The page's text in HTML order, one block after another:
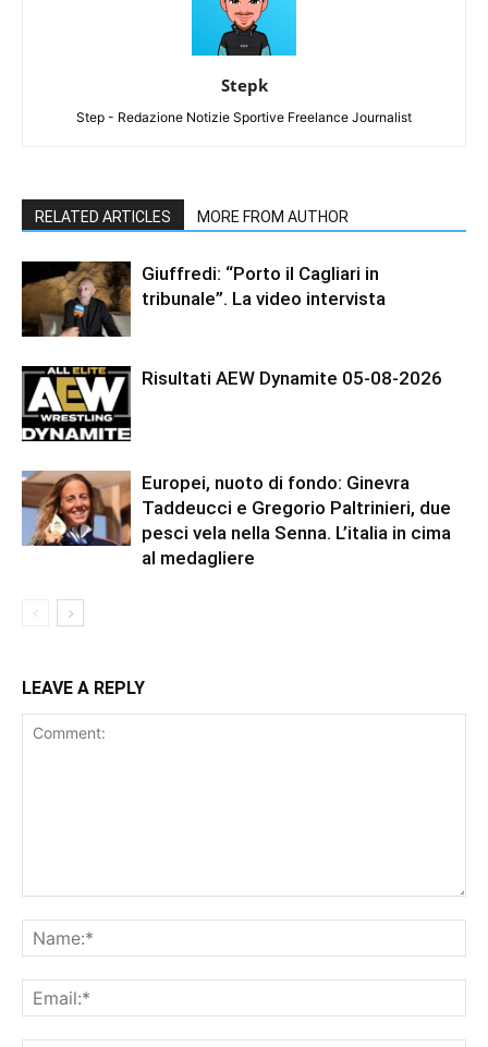
Stepk
Step - Redazione Notizie Sportive Freelance Journalist
RELATED ARTICLES MORE FROM AUTHOR
Giuffredi: “Porto il Cagliari in
tribunale”. La video intervista
Risultati AEW Dynamite 05-08-2026
Europei, nuoto di fondo: Ginevra
Taddeucci e Gregorio Paltrinieri, due
pesci vela nella Senna. L’italia in cima
al medagliere
LEAVE A REPLY